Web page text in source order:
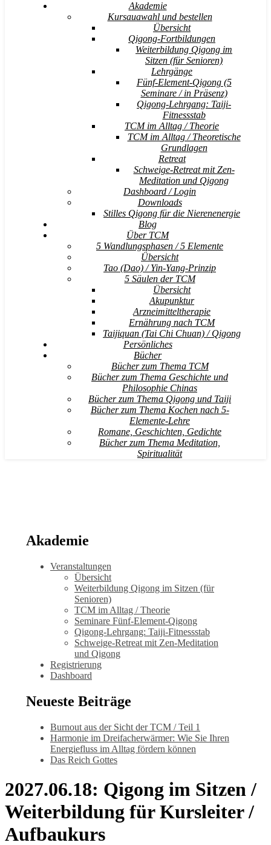
Akademie
Kursauawahl und bestellen
Übersicht
Qigong-Fortbildungen
Weiterbildung Qigong im
Sitzen (für Senioren)
Lehrgänge
Fünf-Element-Qigong (5
Seminare / in Präsenz)
Qigong-Lehrgang: Taiji-
Fitnessstab
TCM im Alltag / Theorie
TCM im Alltag / Theoretische
Grundlagen
Retreat
Schweige-Retreat mit Zen-
Meditation und Qigong
Dashboard / Login
Downloads
Stilles Qigong für die Nierenenergie
Blog
Über TCM
5 Wandlungsphasen / 5 Elemente
Übersicht
Tao (Dao) / Yin-Yang-Prinzip
5 Säulen der TCM
Übersicht
Akupunktur
Arzneimitteltherapie
Ernährung nach TCM
Taijiquan (Tai Chi Chuan) / Qigong
Persönliches
Bücher
Bücher zum Thema TCM
Bücher zum Thema Geschichte und
Philosophie Chinas
Bücher zum Thema Qigong und Taiji
Bücher zum Thema Kochen nach 5-
Elemente-Lehre
Romane, Geschichten, Gedichte
Bücher zum Thema Meditation,
Spiritualität
Akademie
Veranstaltungen
Übersicht
Weiterbildung Qigong im Sitzen (für
Senioren)
TCM im Alltag / Theorie
Seminare Fünf-Element-Qigong
Qigong-Lehrgang: Taiji-Fitnessstab
Schweige-Retreat mit Zen-Meditation
und Qigong
Registrierung
Dashboard
Neueste Beiträge
Burnout aus der Sicht der TCM / Teil 1
Harmonie im Dreifacherwärmer: Wie Sie Ihren
Energiefluss im Alltag fördern können
Das Reich Gottes
2027.06.18: Qigong im Sitzen /
Weiterbildung für Kursleiter /
Aufbaukurs